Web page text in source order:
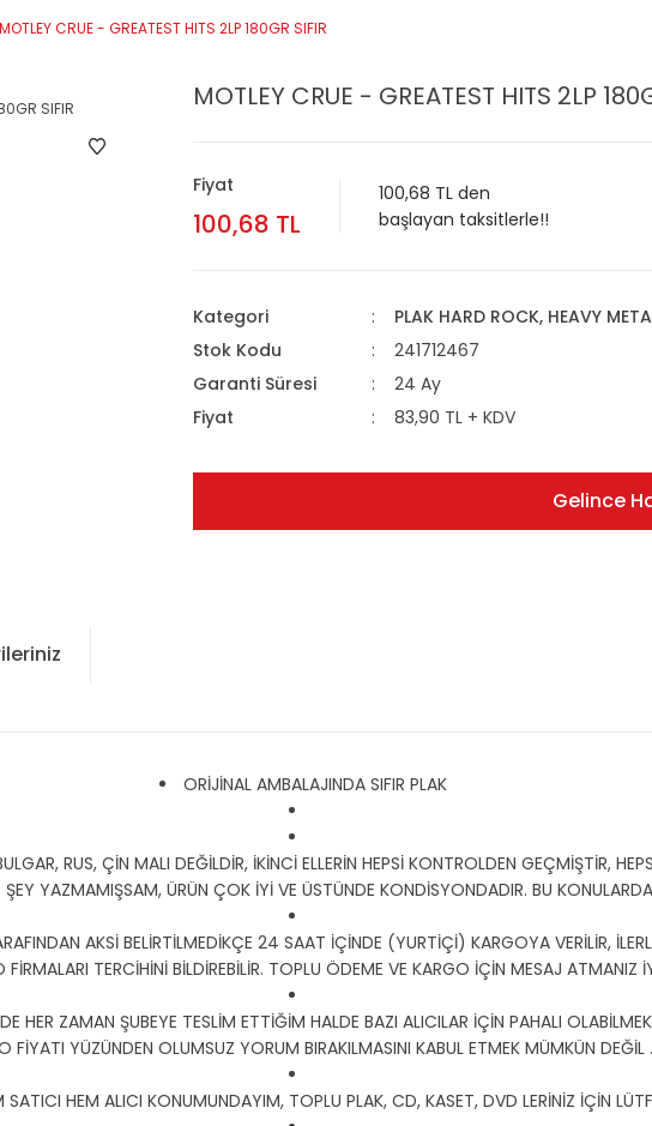
MOTLEY CRUE - GREATEST HITS 2LP 180GR SIFIR
MOTLEY CRUE - GREATEST HITS 2LP
Fiyat
100,68 TL
100,68 TL den
başlayan taksitlerle!!
Kategori
PLAK HARD ROCK, HEAVY
Stok Kodu
241712467
Garanti Süresi
24 Ay
Fiyat
83,90 TL + KDV
Gelince
ORİJİNAL AMBALAJINDA SIFIR PLAK
RUS, ÇİN MALI DEĞİLDİR, İKİNCİ ELLERİN HEPSİ KONTROLDEN GEÇMİŞTİR,
YAZMAMIŞSAM, ÜRÜN ÇOK İYİ VE ÜSTÜNDE KONDİSYONDADIR. BU
AKSİ BELİRTİLMEDİKÇE 24 SAAT İÇİNDE (YURTİÇİ) KARGOYA VERİLİR,
FİRMALARI TERCİHİNİ BİLDİREBİLİR. TOPLU ÖDEME VE KARGO İÇİN MESAJ ATMANIZ
HER ZAMAN ŞUBEYE TESLİM ETTİĞİM HALDE BAZI ALICILAR İÇİN PAHALI
FİYATI YÜZÜNDEN OLUMSUZ YORUM BIRAKILMASINI KABUL ETMEK MÜMKÜN DEĞİL .
HEM ALICI KONUMUNDAYIM, TOPLU PLAK, CD, KASET, DVD LERİNİZ İÇİN